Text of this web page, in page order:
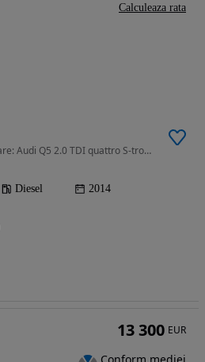
1968 cm3 • 177 CP • De vânzare: Audi Q5 2.0 TDI quattro S-tronic | Istoric Complet Service
Diesel 2014
Calculeaza rata
13 300 EUR
Conform mediei